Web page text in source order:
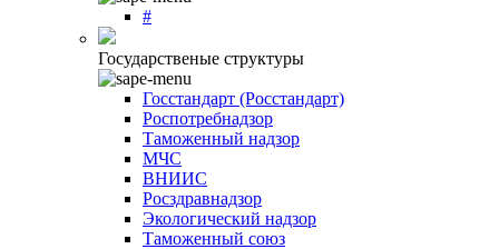
#
Государственые структуры
Госстандарт (Росстандарт)
Роспотребнадзор
Таможенный надзор
МЧС
ВНИИС
Росздравнадзор
Экологический надзор
Таможенный союз